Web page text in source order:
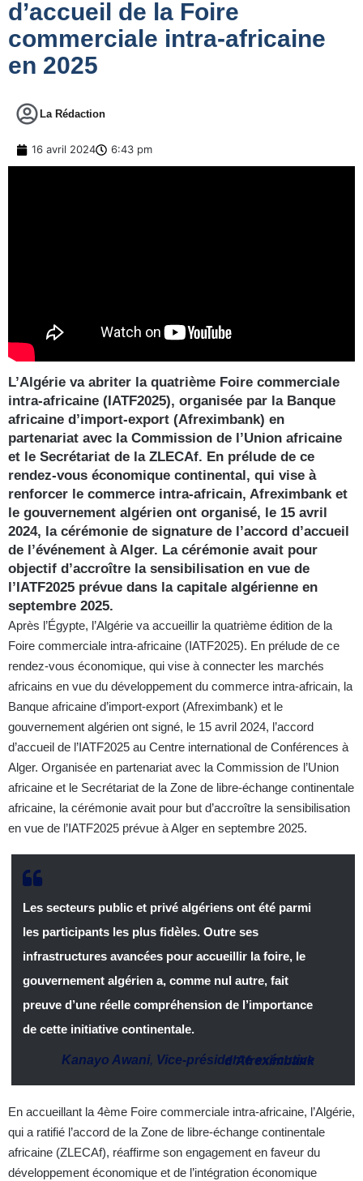
d’accueil de la Foire
commerciale intra-africaine
en 2025
La Rédaction
16 avril 2024 6:43 pm
L’Algérie va abriter la quatrième Foire commerciale
intra-africaine (IATF2025), organisée par la Banque
africaine d’import-export (Afreximbank) en
partenariat avec la Commission de l’Union africaine
et le Secrétariat de la ZLECAf. En prélude de ce
rendez-vous économique continental, qui vise à
renforcer le commerce intra-africain, Afreximbank et
le gouvernement algérien ont organisé, le 15 avril
2024, la cérémonie de signature de l’accord d’accueil
de l’événement à Alger. La cérémonie avait pour
objectif d’accroître la sensibilisation en vue de
l’IATF2025 prévue dans la capitale algérienne en
septembre 2025.
Après l’Égypte, l’Algérie va accueillir la quatrième édition de la
Foire commerciale intra-africaine (IATF2025). En prélude de ce
rendez-vous économique, qui vise à connecter les marchés
africains en vue du développement du commerce intra-africain, la
Banque africaine d’import-export (Afreximbank) et le
gouvernement algérien ont signé, le 15 avril 2024, l’accord
d’accueil de l’IATF2025 au Centre international de Conférences à
Alger. Organisée en partenariat avec la Commission de l’Union
africaine et le Secrétariat de la Zone de libre-échange continentale
africaine, la cérémonie avait pour but d’accroître la sensibilisation
en vue de l’IATF2025 prévue à Alger en septembre 2025.
Les secteurs public et privé algériens ont été parmi
les participants les plus fidèles. Outre ses
infrastructures avancées pour accueillir la foire, le
gouvernement algérien a, comme nul autre, fait
preuve d’une réelle compréhension de l’importance
de cette initiative continentale.
Kanayo Awani, Vice-présidente exécutive d’Afreximbank
En accueillant la 4ème Foire commerciale intra-africaine, l’Algérie,
qui a ratifié l’accord de la Zone de libre-échange continentale
africaine (ZLECAf), réaffirme son engagement en faveur du
développement économique et de l’intégration économique